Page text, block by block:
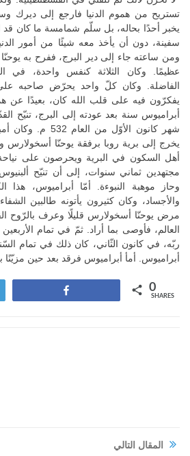
تستريح من هموم الدنيا فارجع إلى ديرك
يخبر أحدًا بحاله، بل سلّم شمامسة ما كان
سفينة، دون أن يأخذ معه شيئًا من أمور
ومن ساعته جاء إلى دير البرج، ففرح به
عظيمًا. وكان الثلاثة كنفس واحدة، في
الفاضلة. وكان كلّ واحد يحرّض صاحبه على
يفكرّون فيه على قلب الله كان، بعيدًا عن
أبراميوس سنة بعد عودته إلى البرج، تنيّح
شهر كانون الأوّل
يخرج إلى برية روبا برفقة يوحنّا أسخولارس
أهل السكون في البرية ويحرصون على نياحة
مجتهدين ثماني سنوات، إلى أن تنيّح
وحاز موهبة النبوءة. أمّا أبراميوس، هذا
والأجساد، وكان كثيرون يأتونه طالبين
مرض يوحنّا أسخولارس قليلًا وعرف
العالم، فأوصى بما أراد. ثمّ في تمام
ربّه، في كانون الثّاني، كان ذلك في تمام
أبراميوس. أمأ أبراميوس فرقد بعد حين مزيّنًا
0
SHARES
المقال التالي